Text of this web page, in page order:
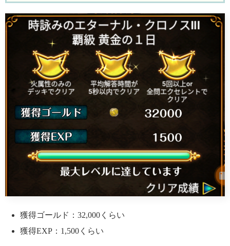
獲得ゴールド：32,000くらい
獲得EXP：1,500くらい